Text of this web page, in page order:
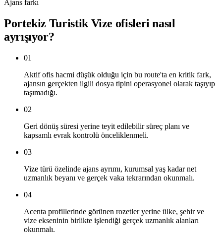
Ajans farkı
Portekiz Turistik Vize ofisleri nasıl
ayrışıyor?
01
Aktif ofis hacmi düşük olduğu için bu route'ta en kritik fark,
ajansın gerçekten ilgili dosya tipini operasyonel olarak taşıyıp
taşımadığı.
02
Geri dönüş süresi yerine teyit edilebilir süreç planı ve
kapsamlı evrak kontrolü önceliklenmeli.
03
Vize türü özelinde ajans ayrımı, kurumsal yaş kadar net
uzmanlık beyanı ve gerçek vaka tekrarından okunmalı.
04
Acenta profillerinde görünen rozetler yerine ülke, şehir ve
vize ekseninin birlikte işlendiği gerçek uzmanlık alanları
okunmalı.